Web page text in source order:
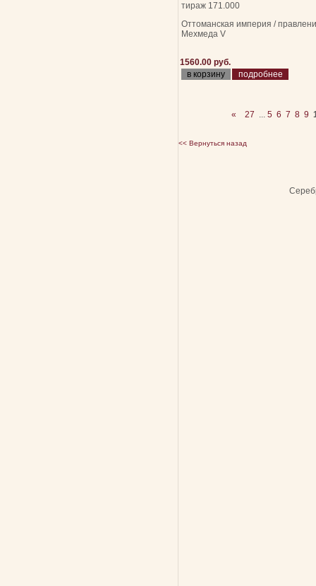
тираж 171.000
Оттоманская империя /
Мехмеда V
1560.00 руб.
подробнее
« 27 ... 5 6 7 8 9
<< Вернуться назад